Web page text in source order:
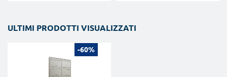
ULTIMI PRODOTTI VISUALIZZATI
-60%